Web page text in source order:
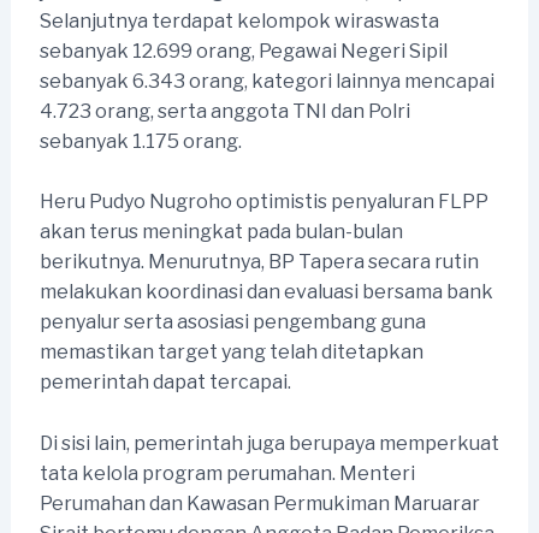
Selanjutnya terdapat kelompok wiraswasta
sebanyak 12.699 orang, Pegawai Negeri Sipil
sebanyak 6.343 orang, kategori lainnya mencapai
4.723 orang, serta anggota TNI dan Polri
sebanyak 1.175 orang.
Heru Pudyo Nugroho optimistis penyaluran FLPP
akan terus meningkat pada bulan-bulan
berikutnya. Menurutnya, BP Tapera secara rutin
melakukan koordinasi dan evaluasi bersama bank
penyalur serta asosiasi pengembang guna
memastikan target yang telah ditetapkan
pemerintah dapat tercapai.
Di sisi lain, pemerintah juga berupaya memperkuat
tata kelola program perumahan. Menteri
Perumahan dan Kawasan Permukiman Maruarar